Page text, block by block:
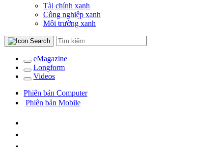
Tài chính xanh
Công nghiệp xanh
Môi trường xanh
eMagazine
Longform
Videos
Phiên bản Computer
Phiên bản Mobile